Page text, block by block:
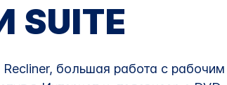
большая работа с рабочим